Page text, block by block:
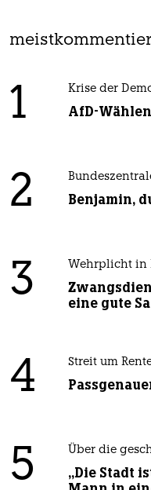
1 Krise der
AfD-
2 Benjamin,
3 Wehrplicht in
eine gute
4 Streit um
5 Über die
„Die Stadt